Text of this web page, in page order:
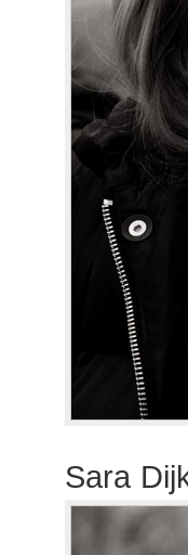
Sara